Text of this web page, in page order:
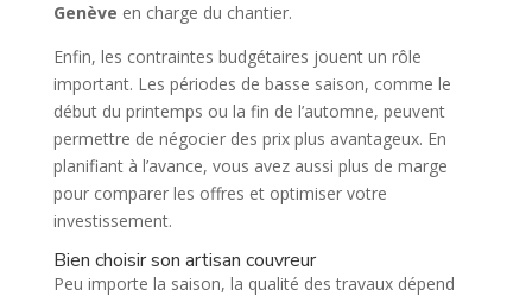
Genève en charge du chantier.
Enfin, les contraintes budgétaires jouent un rôle
important. Les périodes de basse saison, comme le
début du printemps ou la fin de l’automne, peuvent
permettre de négocier des prix plus avantageux. En
planifiant à l’avance, vous avez aussi plus de marge
pour comparer les offres et optimiser votre
investissement.
Bien choisir son artisan couvreur
Peu importe la saison, la qualité des travaux dépend